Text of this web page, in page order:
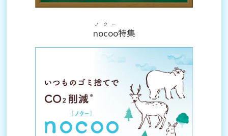
nocoo
ノクー
特集